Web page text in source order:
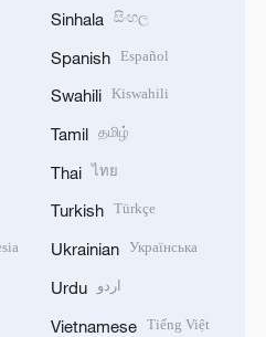
Sinhala සිංහල
Spanish Español
Swahili Kiswahili
Tamil தமிழ்
Thai ไทย
Turkish Türkçe
Ukrainian Українська
Urdu اردو
Vietnamese Tiếng Việt